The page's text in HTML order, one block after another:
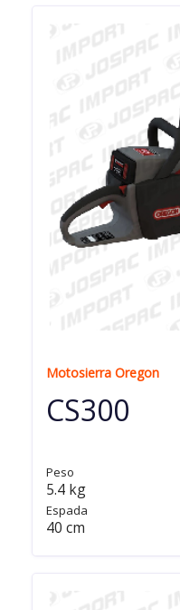
Motosierra Oregon
CS300
Peso
5.4 kg
Espada
40 cm